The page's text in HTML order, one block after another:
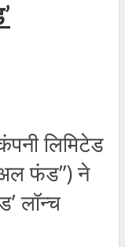
लिमिटेड
फंड”) ने
लॉन्च